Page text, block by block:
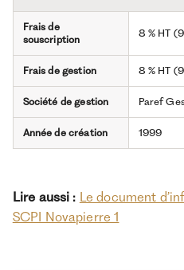
Frais de
souscription
8 % HT
Frais de gestion 8 % HT
Société de gestion Paref
Année de création 1999
Lire aussi : Le document
SCPI Novapierre 1